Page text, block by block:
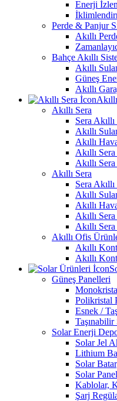
Enerji
Perde & Panjur
Akıllı
Bahçe Akıllı
Akıllı
Güneş
Akıllı
Akıllı Sera
Sera
Akıllı
Akıllı
Akıllı
Akıllı
Akıllı Sera
Sera
Akıllı
Akıllı
Akıllı
Akıllı
Akıllı Ofis
Akıllı
Akıllı
Güneş Panelleri
Polikristal
Esnek /
Solar Enerji
Solar Jel
Lithium
Solar
Solar
Kablolar,
Şarj